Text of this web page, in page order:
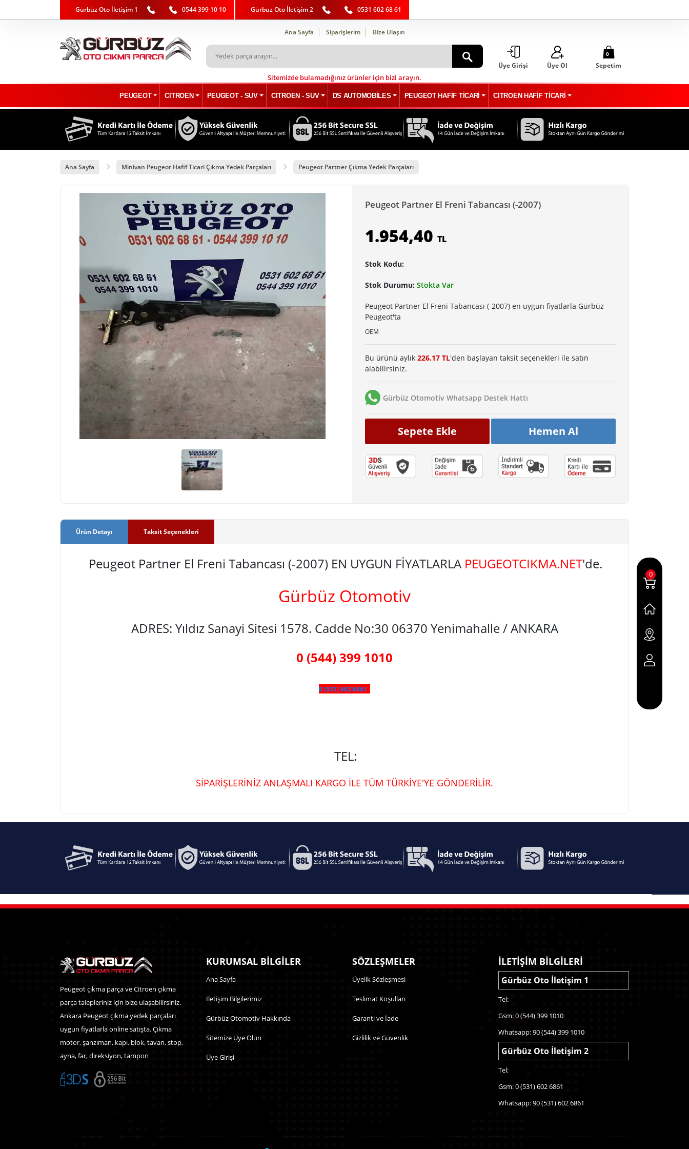
Gürbüz Oto İletişim 1 0544 399 10 10 Gürbüz Oto İletişim 2 0531 602 68 61
Ana Sayfa Siparişlerim Bize Ulaşın
Sitemizde bulamadığınız ürünler için bizi arayın.
Üye Girişi Üye Ol
0
Sepetim
PEUGEOT CITROEN PEUGEOT - SUV CITROEN - SUV DS AUTOMOBİLES PEUGEOT HAFİF TİCARİ CITROEN HAFİF TİCARİ
Ana Sayfa Minivan Peugeot Hafif Ticari Çıkma Yedek Parçaları Peugeot Partner Çıkma Yedek Parçaları
Peugeot Partner El Freni Tabancası (-2007)
1.954,40 TL
Stok Kodu:
Stok Durumu: Stokta Var
Peugeot Partner El Freni Tabancası (-2007) en uygun fiyatlarla Gürbüz
Peugeot'ta
OEM
Bu ürünü aylık 226.17 TL'den başlayan taksit seçenekleri ile satın
alabilirsiniz.
Gürbüz Otomotiv Whatsapp Destek Hattı
Sepete Ekle Hemen Al
Ürün Detayı Taksit Seçenekleri
Peugeot Partner El Freni Tabancası (-2007) EN UYGUN FİYATLARLA PEUGEOTCIKMA.NET'de.
Gürbüz Otomotiv
ADRES: Yıldız Sanayi Sitesi 1578. Cadde No:30 06370 Yenimahalle / ANKARA
0 (544) 399 1010
0 (531) 602 6861
TEL:
SİPARİŞLERİNİZ ANLAŞMALI KARGO İLE TÜM TÜRKİYE'YE GÖNDERİLİR.
0
Peugeot çıkma parça ve Citroen çıkma
parça talepleriniz için bize ulaşabilirsiniz.
Ankara Peugeot çıkma yedek parçaları
uygun fiyatlarla online satışta. Çıkma
motor, şanzıman, kapı. blok, tavan, stop,
ayna, far, direksiyon, tampon
KURUMSAL BİLGİLER
Ana Sayfa
İletişim Bilgilerimiz
Gürbüz Otomotiv Hakkında
Sitemize Üye Olun
Üye Girişi
SÖZLEŞMELER
Üyelik Sözleşmesi
Teslimat Koşulları
Garanti ve İade
Gizlilik ve Güvenlik
İLETİŞİM BİLGİLERİ
Gürbüz Oto İletişim 1
Tel:
Gsm: 0 (544) 399 1010
Whatsapp: 90 (544) 399 1010
Gürbüz Oto İletişim 2
Tel:
Gsm: 0 (531) 602 6861
Whatsapp: 90 (531) 602 6861